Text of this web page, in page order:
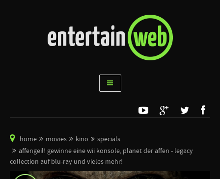
home movies kino
specials
affengeil! gewinne eine wii konsole, planet der affen - legacy
collection auf blu-ray und vieles mehr!